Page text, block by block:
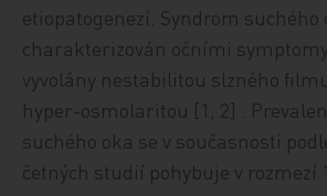
etiopatogenezí. Syndrom suchého
charakterizován očními
vyvolány nestabilitou slzného
hyper-osmolaritou [1, 2] .
suchého oka se v současnosti
četných studií pohybuje v rozmezí